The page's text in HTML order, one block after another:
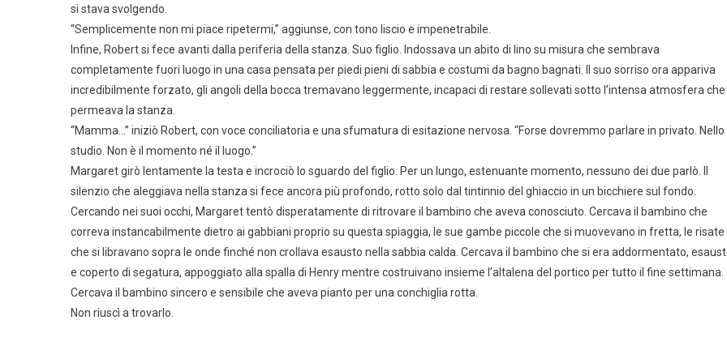
si stava svolgendo.
“Semplicemente non mi piace ripetermi,” aggiunse, con tono liscio e impenetrabile.
Infine, Robert si fece avanti dalla periferia della stanza. Suo figlio. Indossava un abito di lino su misura che sembrava
completamente fuori luogo in una casa pensata per piedi pieni di sabbia e costumi da bagno bagnati. Il suo sorriso ora appariva
incredibilmente forzato, gli angoli della bocca tremavano leggermente, incapaci di restare sollevati sotto l’intensa atmosfera che
permeava la stanza.
“Mamma…” iniziò Robert, con voce conciliatoria e una sfumatura di esitazione nervosa. “Forse dovremmo parlare in privato. Nello
studio. Non è il momento né il luogo.”
Margaret girò lentamente la testa e incrociò lo sguardo del figlio. Per un lungo, estenuante momento, nessuno dei due parlò. Il
silenzio che aleggiava nella stanza si fece ancora più profondo, rotto solo dal tintinnio del ghiaccio in un bicchiere sul fondo.
Cercando nei suoi occhi, Margaret tentò disperatamente di ritrovare il bambino che aveva conosciuto. Cercava il bambino che
correva instancabilmente dietro ai gabbiani proprio su questa spiaggia, le sue gambe piccole che si muovevano in fretta, le risate
che si libravano sopra le onde finché non crollava esausto nella sabbia calda. Cercava il bambino che si era addormentato,
e coperto di segatura, appoggiato alla spalla di Henry mentre costruivano insieme l’altalena del portico per tutto il fine settimana.
Cercava il bambino sincero e sensibile che aveva pianto per una conchiglia rotta.
Non riuscì a trovarlo.